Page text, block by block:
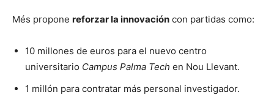
Més propone reforzar la innovación con partidas como:
10 millones de euros para el nuevo centro
universitario Campus Palma Tech en Nou Llevant.
1 millón para contratar más personal investigador.